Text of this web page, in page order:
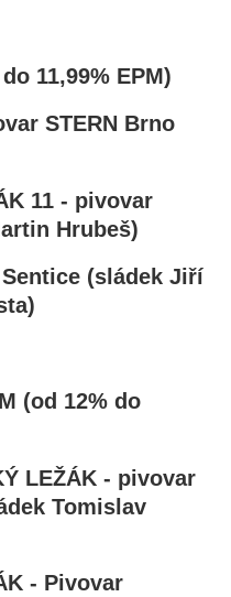
11,99% EPM)
STERN Brno
11 - pivovar
Hrubeš)
(sládek Jiří
(od 12% do
LEŽÁK - pivovar
Tomislav
- Pivovar